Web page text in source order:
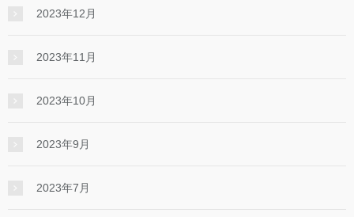
2023年12月
2023年11月
2023年10月
2023年9月
2023年7月